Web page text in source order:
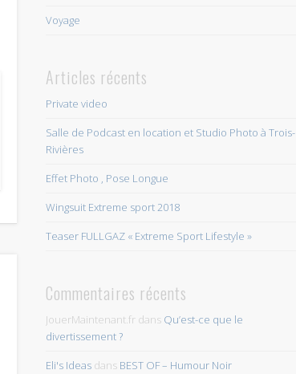
Voyage
Articles récents
Private video
Salle de Podcast en location et Studio Photo à Trois-
Rivières
Effet Photo , Pose Longue
Wingsuit Extreme sport 2018
Teaser FULLGAZ « Extreme Sport Lifestyle »
Commentaires récents
JouerMaintenant.fr dans Qu’est-ce que le
divertissement ?
Eli's Ideas dans BEST OF – Humour Noir